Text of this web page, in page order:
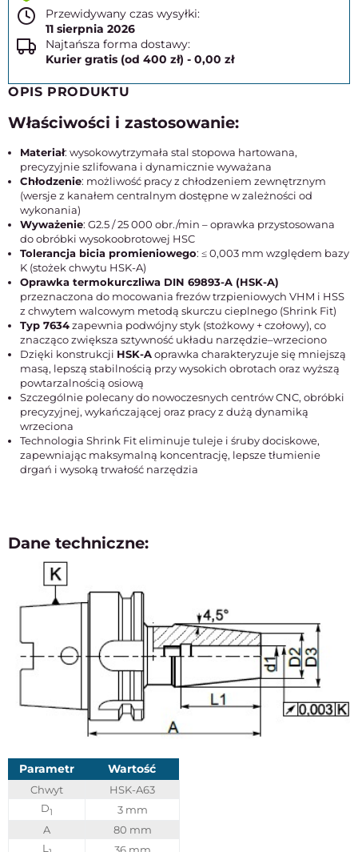
Przewidywany czas wysyłki:
11 sierpnia 2026
Najtańsza forma dostawy:
Kurier gratis (od 400 zł) - 0,00 zł
OPIS PRODUKTU
Właściwości i zastosowanie:
Materiał: wysokowytrzymała stal stopowa hartowana,
precyzyjnie szlifowana i dynamicznie wyważana
Chłodzenie: możliwość pracy z chłodzeniem zewnętrznym
(wersje z kanałem centralnym dostępne w zależności od
wykonania)
Wyważenie: G2.5 / 25 000 obr./min – oprawka przystosowana
do obróbki wysokoobrotowej HSC
Tolerancja bicia promieniowego: ≤ 0,003 mm względem bazy
K (stożek chwytu HSK-A)
Oprawka termokurczliwa DIN 69893-A (HSK-A)
przeznaczona do mocowania frezów trzpieniowych VHM i HSS
z chwytem walcowym metodą skurczu cieplnego (Shrink Fit)
Typ 7634zapewnia podwójny styk (stożkowy + czołowy), co
znacząco zwiększa sztywność układu narzędzie–wrzeciono
Dzięki konstrukcji HSK-Aoprawka charakteryzuje się mniejszą
masą, lepszą stabilnością przy wysokich obrotach oraz wyższą
powtarzalnością osiową
Szczególnie polecany do nowoczesnych centrów CNC, obróbki
precyzyjnej, wykańczającej oraz pracy z dużą dynamiką
wrzeciona
Technologia Shrink Fit eliminuje tuleje i śruby dociskowe,
zapewniając maksymalną koncentrację, lepsze tłumienie
drgań i wysoką trwałość narzędzia
Dane techniczne:
Parametr Wartość
Chwyt
HSK-A63
D1
3 mm
A
80 mm
L